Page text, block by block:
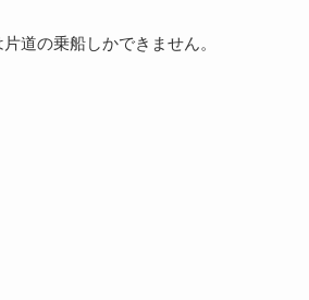
道の乗船しかできません。